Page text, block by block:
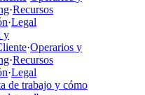
·Recursos
·Legal
y
·Operarios y
·Recursos
·Legal
de trabajo y cómo